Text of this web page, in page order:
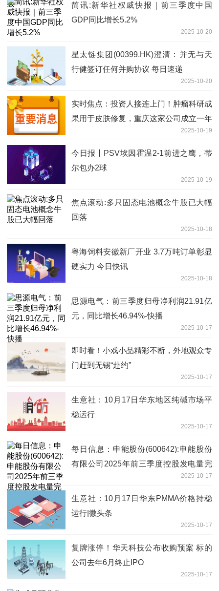
简讯:新华社权威快报｜前三季度中国
GDP同比增长5.2%
2025-10-20
星太链集团(00399.HK)澄清：并无与天
行健签订任何并购协议 每日速递
2025-10-20
实时焦点：投资人接连上门！肿瘤科研成
果用于皮肤修复，重庆这家公司成立一年
2025-10-19
今日报丨PSV埃因霍温2-1前进之鹰，蒂
尔包办2球
2025-10-19
焦点滚动:多只固态电池概念牛股已大幅
回落
2025-10-18
粤海饲料安徽新厂开业 3.7万吨订单彰显
硬实力 今日快讯
2025-10-18
思源电气：前三季度归母净利润21.91亿
元，同比增长46.94%-快播
2025-10-17
即时看！小戏小品精彩不断，外地观众专
门赶到无锡“赴约”
2025-10-17
生意社：10月17日华东地区纯碱市场平
稳运行
2025-10-17
每日信息：申能股份(600642):申能股份
有限公司2025年前三季度控股发电量完
2025-10-17
生意社：10月17日华东PMMA价格持稳
运行|微头条
2025-10-17
复牌涨停！华天科技公布收购预案 标的
公司去年6月终止IPO
2025-10-17